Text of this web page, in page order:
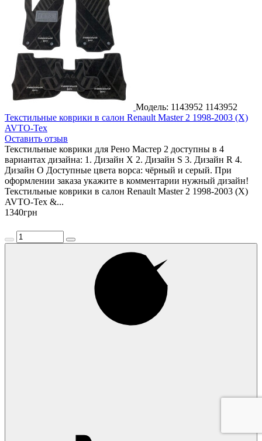
Модель: 1143952 1143952
Текстильные коврики в салон Renault Master 2 1998-2003 (X)
AVTO-Tex
Оставить отзыв
Текстильные коврики для Рено Мастер 2 доступны в 4
вариантах дизайна: 1. Дизайн X 2. Дизайн S 3. Дизайн R 4.
Дизайн O Доступные цвета ворса: чёрный и серый. При
оформлении заказа укажите в комментарии нужный дизайн!
Текстильные коврики в салон Renault Master 2 1998-2003 (X)
AVTO-Tex &...
1340грн